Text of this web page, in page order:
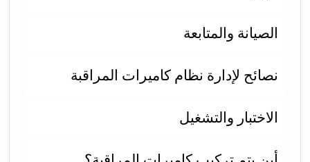
الصيانة والمتابعة
نصائح لإدارة نظام كاميرات المراقبة
الاختبار والتشغيل